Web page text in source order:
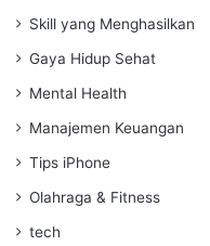
Skill yang Menghasilkan
Gaya Hidup Sehat
Mental Health
Manajemen Keuangan
Tips iPhone
Olahraga & Fitness
tech